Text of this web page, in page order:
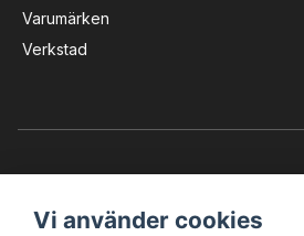
Varumärken
Verkstad
Vi använder cookies